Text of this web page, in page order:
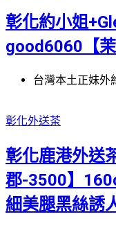
彰化約小姐
good6060【
台灣本土正妹外
彰化外送茶
彰化鹿港外送
郡-3500】
細美腿黑絲誘